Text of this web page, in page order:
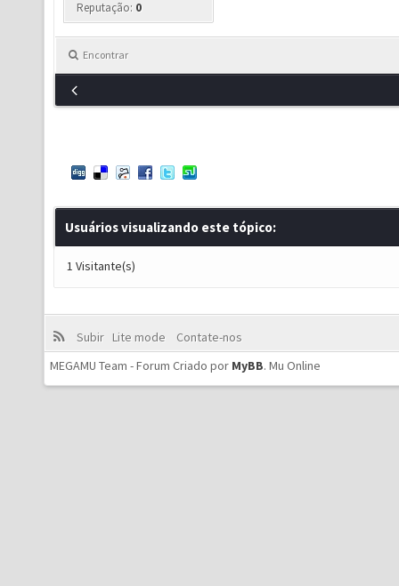
Reputação: 0
Encontrar
Usuários visualizando este tópico:
1 Visitante(s)
Subir Lite mode
Contate-nos
MEGAMU Team - Forum Criado por MyBB. Mu Online